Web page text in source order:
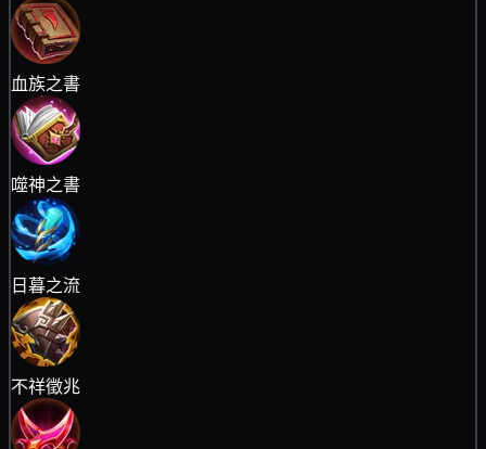
血族之書
噬神之書
日暮之流
不祥徵兆